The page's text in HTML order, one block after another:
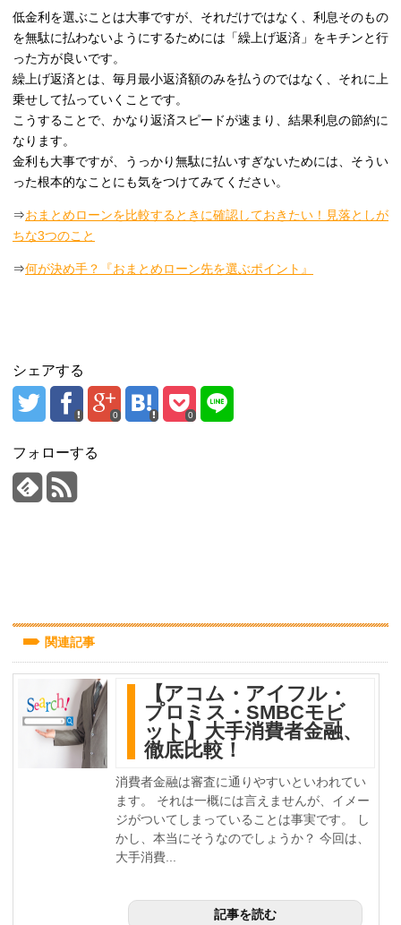
低金利を選ぶことは大事ですが、それだけではなく、利息そのもの
を無駄に払わないようにするためには「繰上げ返済」をキチンと行
った方が良いです。
繰上げ返済とは、毎月最小返済額のみを払うのではなく、それに上
乗せして払っていくことです。
こうすることで、かなり返済スピードが速まり、結果利息の節約に
なります。
金利も大事ですが、うっかり無駄に払いすぎないためには、そうい
った根本的なことにも気をつけてみてください。
⇒おまとめローンを比較するときに確認しておきたい！見落としが
ちな3つのこと
⇒何が決め手？『おまとめローン先を選ぶポイント』
シェアする
0 0
フォローする
関連記事
【アコム・アイフル・
プロミス・SMBCモビ
ット】大手消費者金融、
徹底比較！
消費者金融は審査に通りやすいといわれてい
ます。 それは一概には言えませんが、イメー
ジがついてしまっていることは事実です。 し
かし、本当にそうなのでしょうか？ 今回は、
大手消費...
記事を読む